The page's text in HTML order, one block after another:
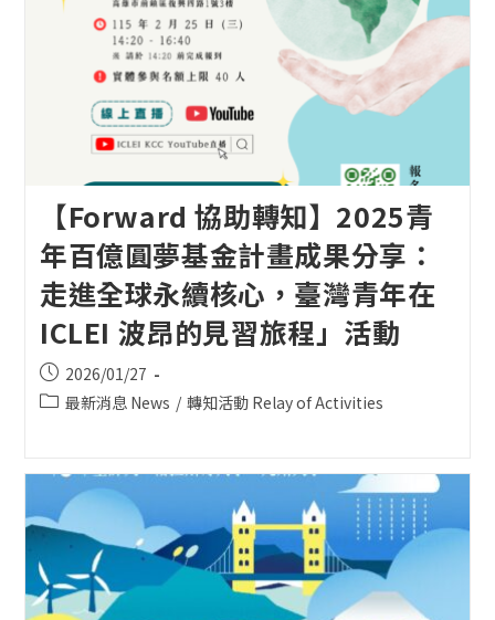
【Forward 協助轉知】2025青
年百億圓夢基金計畫成果分享：
走進全球永續核心，臺灣青年在
ICLEI 波昂的見習旅程」活動
Post
published:
2026/01/27
Post最新消息 News / 轉知活動 Relay of Activities